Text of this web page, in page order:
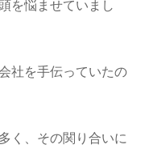
を悩ませていまし
社を手伝っていたの
く、その関り合いに